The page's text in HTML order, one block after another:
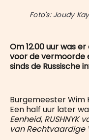
Foto's: Joudy
Om 12.00 uur was
voor de vermoorde
sinds de Russische
Burgemeester Wim
Een half uur later
Eenheid, RUSHNYK
van Rechtvaardige